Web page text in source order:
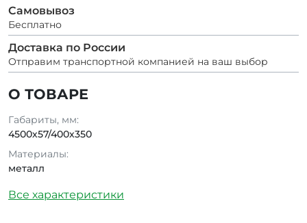
О ТОВАРЕ
Габариты, мм:
4500х57/400х350
Материалы:
металл
Все характеристики
Самовывоз
Бесплатно
Доставка по России
Отправим транспортной компанией на ваш выбор